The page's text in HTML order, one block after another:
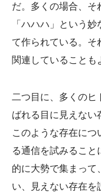
だ。多くの場合、そ
「ハハハ」という
て作られている。そ
関連していることも
二つ目に、多くのヒ
ばれる目に見えない
このような存在につ
る通信を試みること
的に大勢で集まって
い、見えない存在を